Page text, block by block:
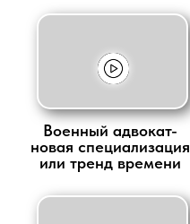
Военный адвокат-
новая специализация
или тренд времени